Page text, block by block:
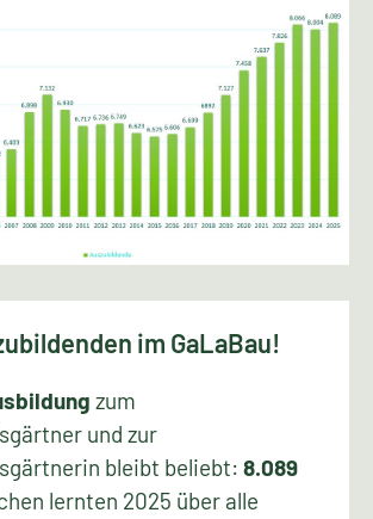
im GaLaBau!
zum
und zur
bleibt beliebt: 8.089
lernten 2025 über alle